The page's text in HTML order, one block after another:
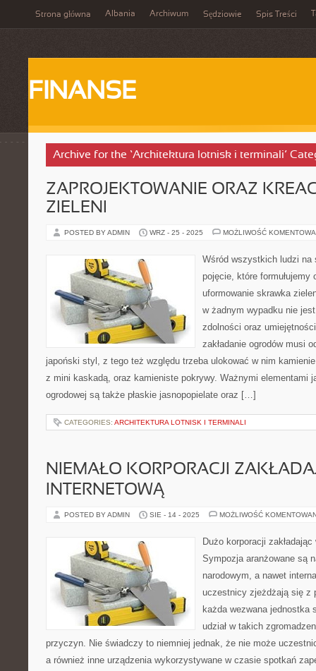
Strona główna Albania Archiwum Sędziowie Spis Treści
FINANSE
Archive for the ‘Architektura lotnisk i terminali’
ZAPROJEKTOWANIE ORAZ
ZIELENI
POSTED BY ADMIN WRZ - 25 - 2025 MOŻLIWOŚĆ
Wśród wszystkich ludzi na
pojęcie, które formułujemy
uformowanie skrawka
w żadnym wypadku nie
zdolności oraz
zakładanie ogrodów musi
japoński styl, z tego też względu trzeba ulokować w nim
z mini kaskadą, oraz kamieniste pokrywy. Ważnymi elementami
ogrodowej są także płaskie jasnopopielate oraz […]
CATEGORIES: ARCHITEKTURA LOTNISK I TERMINALI
NIEMAŁO KORPORACJI
INTERNETOWĄ
POSTED BY ADMIN SIE - 14 - 2025 MOŻLIWOŚĆ
Dużo korporacji
Sympozja aranżowane są
narodowym, a nawet
uczestnicy zjeżdżają się z
każda wezwana jednostka
udział w takich
przyczyn. Nie świadczy to niemniej jednak, że nie może
a również inne urządzenia wykorzystywane w czasie spotkań